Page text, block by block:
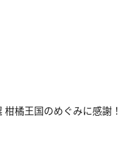
橘王国のめぐみに感謝！